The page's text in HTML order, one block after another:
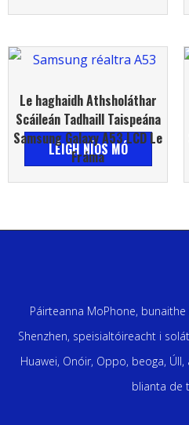
Le haghaidh Athsholáthar
Scáileán Tadhaill Taispeána
Samsung Galaxy A53 LCD Le
Fráma
LÉIGH NÍOS MÓ
Páirteanna MoPhone,
Shenzhen, speisialtóireacht i
Huawei, Onóir, Oppo, beoga,
blianta de